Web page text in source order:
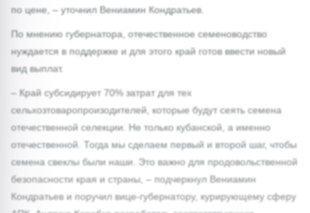
по цене, – уточнил Вениамин Кондратьев.
По мнению губернатора, отечественное семеноводство
нуждается в поддержке и для этого край готов ввести новый
вид выплат.
– Край субсидирует 70% затрат для тех
сельхозтоваропроизодителей, которые будут сеять семена
отечественной селекции. Не только кубанской, а именно
отечественной. Тогда мы сделаем первый и второй шаг, чтобы
семена свеклы были наши. Это важно для продовольственной
безопасности края и страны, – подчеркнул Вениамин
Кондратьев и поручил вице-губернатору, курирующему сферу